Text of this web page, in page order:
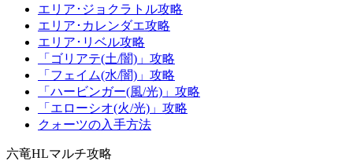
エリア･ジョクラトル攻略
エリア･カレンダエ攻略
エリア･リベル攻略
「ゴリアテ(土/闇)」攻略
「フェイム(水/闇)」攻略
「ハービンガー(風/光)」攻略
「エローシオ(火/光)」攻略
クォーツの入手方法
六竜HLマルチ攻略